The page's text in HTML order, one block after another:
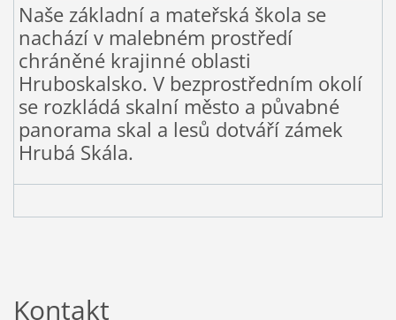
Naše základní a mateřská škola se
nachází v malebném prostředí
chráněné krajinné oblasti
Hruboskalsko. V bezprostředním okolí
se rozkládá skalní město a půvabné
panorama skal a lesů dotváří zámek
Hrubá Skála.
Kontakt